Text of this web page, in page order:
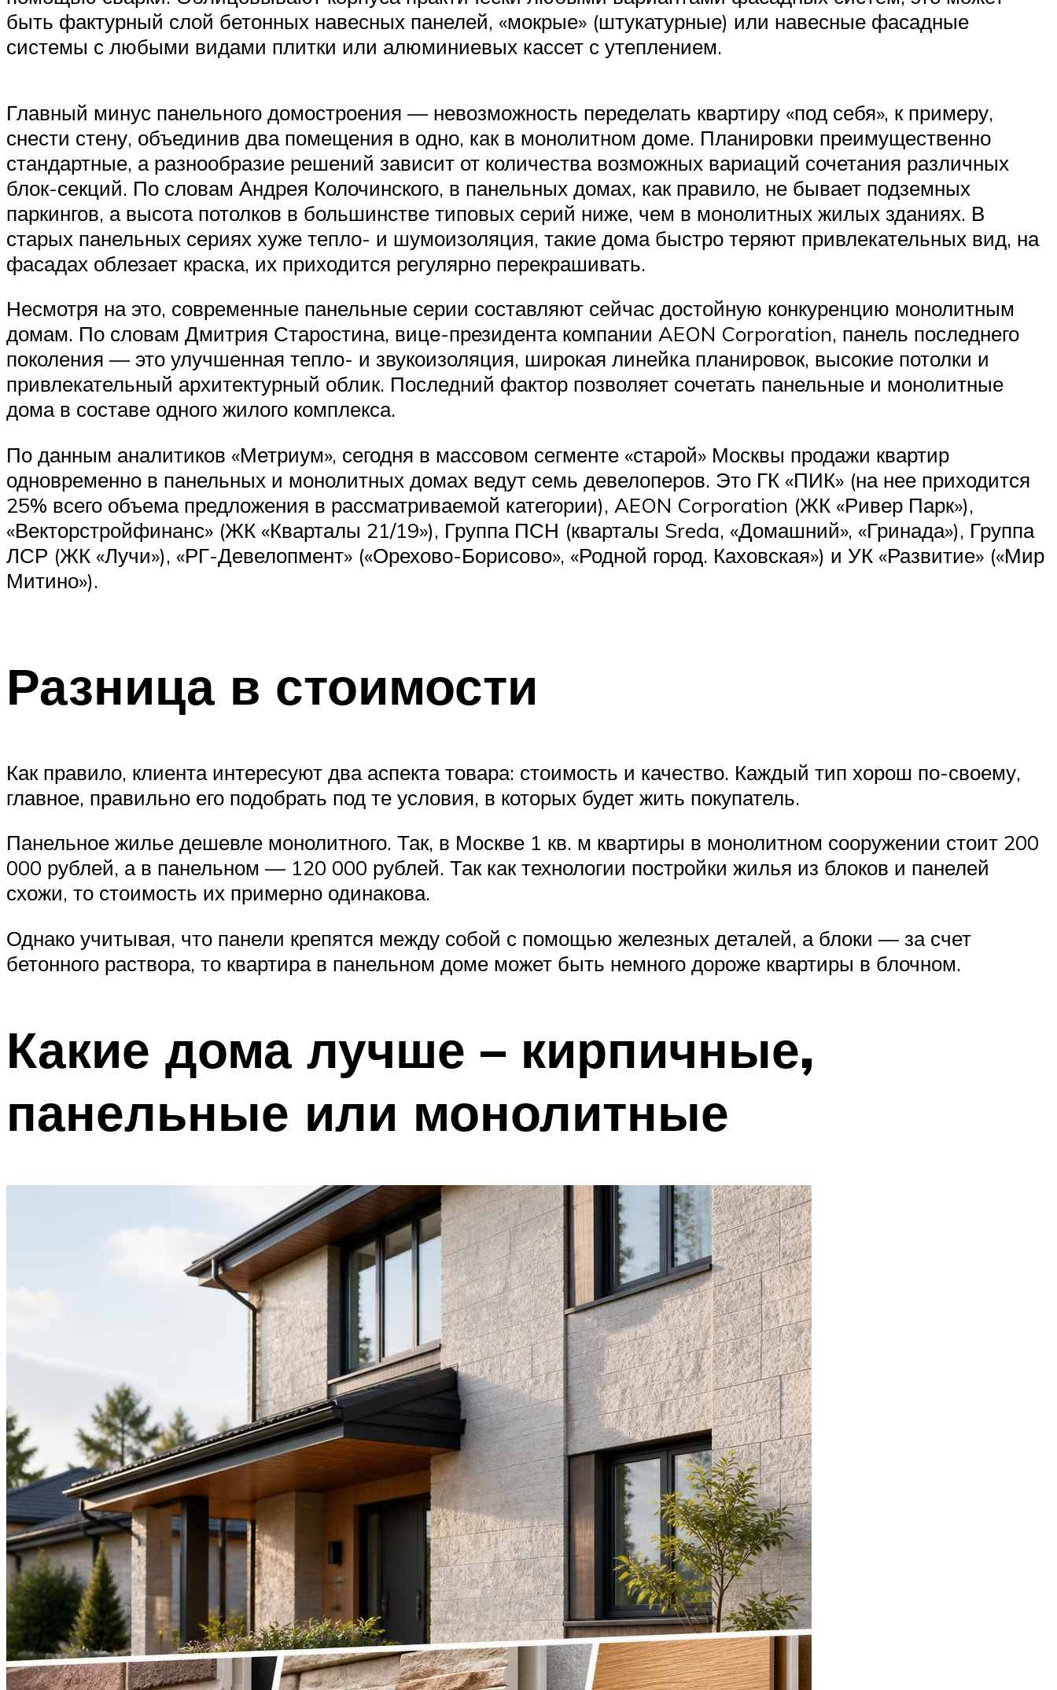
быть фактурный слой бетонных навесных панелей, «мокрые» (штукатурные) или навесные фасадные
системы с любыми видами плитки или алюминиевых кассет с утеплением.
Главный минус панельного домостроения — невозможность переделать квартиру «под себя», к примеру,
снести стену, объединив два помещения в одно, как в монолитном доме. Планировки преимущественно
стандартные, а разнообразие решений зависит от количества возможных вариаций сочетания различных
блок-секций. По словам Андрея Колочинского, в панельных домах, как правило, не бывает подземных
паркингов, а высота потолков в большинстве типовых серий ниже, чем в монолитных жилых зданиях. В
старых панельных сериях хуже тепло- и шумоизоляция, такие дома быстро теряют привлекательных вид, на
фасадах облезает краска, их приходится регулярно перекрашивать.
Несмотря на это, современные панельные серии составляют сейчас достойную конкуренцию монолитным
домам. По словам Дмитрия Старостина, вице-президента компании AEON Corporation, панель последнего
поколения — это улучшенная тепло- и звукоизоляция, широкая линейка планировок, высокие потолки и
привлекательный архитектурный облик. Последний фактор позволяет сочетать панельные и монолитные
дома в составе одного жилого комплекса.
По данным аналитиков «Метриум», сегодня в массовом сегменте «старой» Москвы продажи квартир
одновременно в панельных и монолитных домах ведут семь девелоперов. Это ГК «ПИК» (на нее приходится
25% всего объема предложения в рассматриваемой категории), AEON Corporation (ЖК «Ривер Парк»),
«Векторстройфинанс» (ЖК «Кварталы 21/19»), Группа ПСН (кварталы Sreda, «Домашний», «Гринада»), Группа
ЛСР (ЖК «Лучи»), «РГ-Девелопмент» («Орехово-Борисово», «Родной город. Каховская») и УК «Развитие» («Мир
Митино»).
Разница в стоимости
Как правило, клиента интересуют два аспекта товара: стоимость и качество. Каждый тип хорош по-своему,
главное, правильно его подобрать под те условия, в которых будет жить покупатель.
Панельное жилье дешевле монолитного. Так, в Москве 1 кв. м квартиры в монолитном сооружении стоит 200
000 рублей, а в панельном — 120 000 рублей. Так как технологии постройки жилья из блоков и панелей
схожи, то стоимость их примерно одинакова.
Однако учитывая, что панели крепятся между собой с помощью железных деталей, а блоки — за счет
бетонного раствора, то квартира в панельном доме может быть немного дороже квартиры в блочном.
Какие дома лучше – кирпичные,
панельные или монолитные